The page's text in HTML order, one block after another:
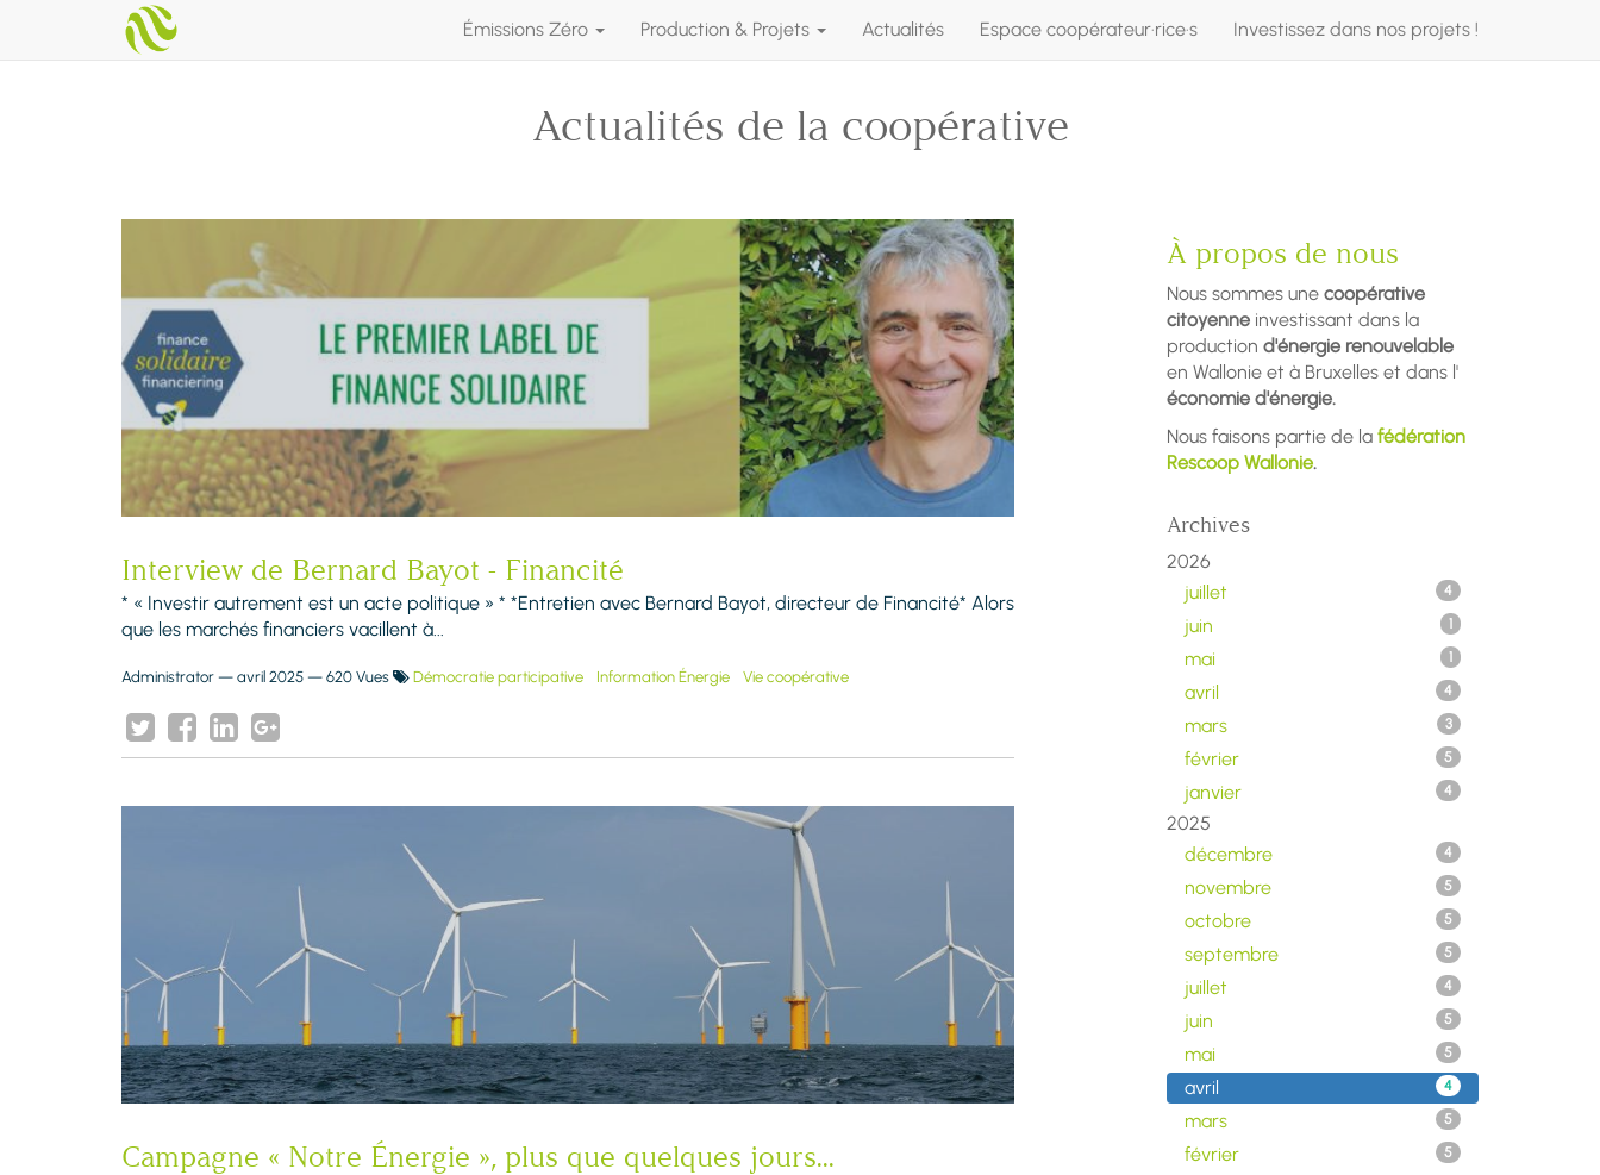
Émissions Zéro Production & Projets Actualités Espace coopérateur·rice·s Investissez dans nos projets !
Actualités de la coopérative
Interview de Bernard Bayot - Financité
* « Investir autrement est un acte politique » * *Entretien avec Bernard Bayot, directeur de Financité* Alors
que les marchés financiers vacillent à...
Administrator — avril 2025 — 620 Vues Démocratie participative Information Énergie Vie coopérative
Campagne « Notre Énergie », plus que quelques jours...
À propos de nous
Nous sommes une coopérative
citoyenne investissant dans la
production d'énergie renouvelable
en Wallonie et à Bruxelles et dans l'
économie d'énergie.
Nous faisons partie de la fédération
Rescoop Wallonie.
Archives
2026
juillet
4
juin 1
mai 1
avril 4
mars 3
février 5
janvier 4
2025
décembre
4
novembre 5
octobre 5
septembre 5
juillet 4
juin 5
mai 5
avril 4
mars 5
février 5